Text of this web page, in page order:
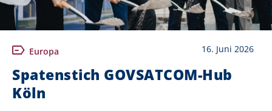
Europa 16. Juni 2026
Spatenstich GOVSATCOM-Hub
Köln